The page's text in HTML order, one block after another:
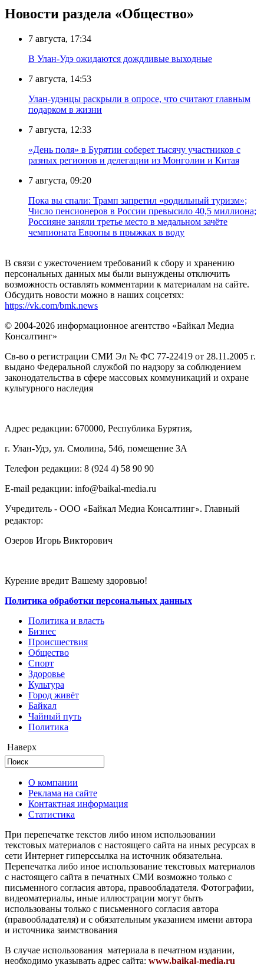
Новости раздела «Общество»
7 августа, 17:34
В Улан-Удэ ожидаются дождливые выходные
7 августа, 14:53
Улан-удэнцы раскрыли в опросе, что считают главным
подарком в жизни
7 августа, 12:33
«День поля» в Бурятии соберет тысячу участников с
разных регионов и делегации из Монголии и Китая
7 августа, 09:20
Пока вы спали: Трамп запретил «родильный туризм»;
Число пенсионеров в России превысило 40,5 миллиона;
Россияне заняли третье место в медальном зачёте
чемпионата Европы в прыжках в воду
В связи с ужесточением требований к сбору и хранению
персональных данных мы были вынуждены отключить
возможность оставлять комментарии к материалам на сайте.
Обсудить новости можно в наших соцсетях:
https://vk.com/bmk.news
© 2004-2026 информационное агентство «Байкал Медиа
Консалтинг»
Св-во о регистрации СМИ Эл № ФС 77-22419 от 28.11.2005 г.
выдано Федеральной службой по надзору за соблюдением
законодательства в сфере массовых коммуникаций и охране
культурного наследия
Адрес редакции: 670000, Республика Бурятия,
г. Улан-Удэ, ул. Смолина, 54б, помещение 3А
Телефон редакции: ‎‎8 (924 4) 58 90 90
E-mail редакции: info@baikal-media.ru
Учредитель - ООО «Байкал Медиа Консалтинг». Главный
редактор:
Озеров Игорь Викторович
Курение вредит Вашему здоровью!
Политика обработки персональных данных
Политика и власть
Бизнес
Происшествия
Общество
Cпорт
Здоровье
Культура
Город живёт
Байкал
Чайный путь
Политика
Наверх
О компании
Реклама на сайте
Контактная информация
Статистика
При перепечатке текстов либо ином использовании
текстовых материалов с настоящего сайта на иных ресурсах в
сети Интернет гиперссылка на источник обязательна.
Перепечатка либо иное использование текстовых материалов
с настоящего сайта в печатных СМИ возможно только с
письменного согласия автора, правообладателя. Фотографии,
видеоматериалы, иные иллюстрации могут быть
использованы только с письменного согласия автора
(правообладателя) и с обязательным указанием имени автора
и источника заимствования
В случае использования материала в печатном издании,
необходимо указывать адрес сайта: www.baikal-media.ru